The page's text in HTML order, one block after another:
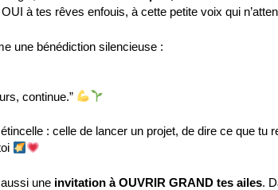
à tes rêves enfouis, à cette petite voix qui
une bénédiction silencieuse :
continue.”
: celle de lancer un projet, de dire ce que tu
une invitation à OUVRIR GRAND tes ailes.